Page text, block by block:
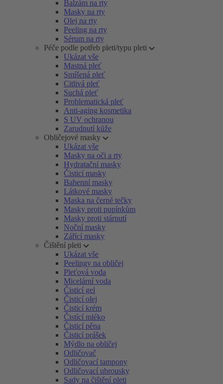
Balzám na rty
Masky na rty
Olej na rty
Peeling na rty
Sérum na rty
Péče podle potřeb pleti/typu pleti
Ukázat vše
Mastná pleť
Smíšená pleť
Citlivá pleť
Suchá pleť
Problematická pleť
Anti-aging kosmetika
S UV ochranou
Zarudnutí kůže
Obličejové masky
Ukázat vše
Masky na oči a rty
Hydratační masky
Čisticí masky
Bahenní masky
Látkové masky
Maska na černé tečky
Masky proti pupínkům
Masky proti stárnutí
Noční masky
Zářící masky
Čištění pleti
Ukázat vše
Peelingy na obličej
Pleťová voda
Micelární voda
Čisticí gel
Čisticí olej
Čisticí krém
Čistící mléko
Čisticí pěna
Čisticí prášek
Mýdlo na obličej
Odličovač
Odličovací tampony
Odličovací ubrousky
Sady na čištění pleti